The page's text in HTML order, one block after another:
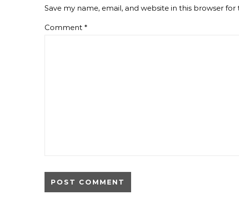
Save my name, email, and website in this browser
Comment *